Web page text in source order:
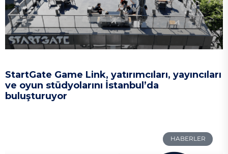
StartGate Game Link, yatırımcıları, yayıncıları
ve oyun stüdyolarını İstanbul’da
buluşturuyor
HABERLER